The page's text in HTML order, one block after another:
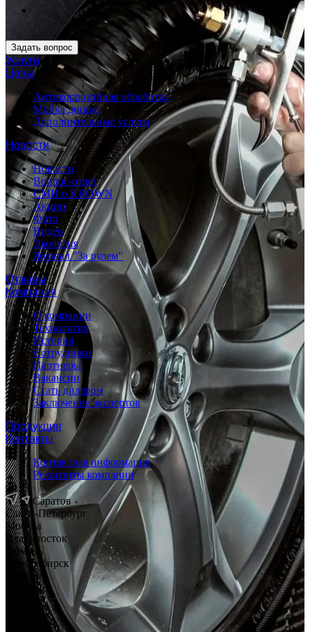
Задать вопрос
Услуги
Цены
Антикоррозийная обработка
Мойка днища
Дополнительные услуги
Новости
Новости
Вопрос-ответ
СМИ о KROWN
Акции
Фото
Видео
Экология
Журнал "За рулем"
Отзывы
Компания
О компании
Технология
История
Сотрудники
Партнеры
Вакансии
Стать дилером
Заключение экспертов
Продукция
Контакты
Контактная информация
Реквизиты компании
Саратов
Санкт-Петербург
Москва
Владивосток
Тюмень
Новосибирск
Саратов
Смоленск
Беларусь